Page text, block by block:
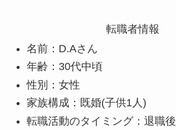
転職者情報
名前：D.Aさん
年齢：30代中頃
性別：女性
家族構成：既婚(子供1人)
転職活動のタイミング：退職後